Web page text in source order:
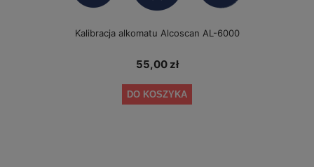
Kalibracja alkomatu Alcoscan AL-6000
55,00 zł
DO KOSZYKA